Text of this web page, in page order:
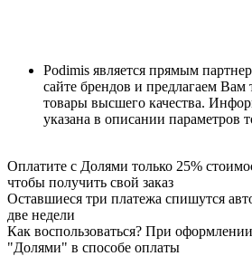
Podimis является прямым
сайте брендов и предлагаем Вам
товары высшего качества.
указана в описании параметров
Оплатите с Долями только 25%
чтобы получить свой заказ
Оставшиеся три платежа спишутся
две недели
Как воспользоваться? При
"Долями" в способе оплаты